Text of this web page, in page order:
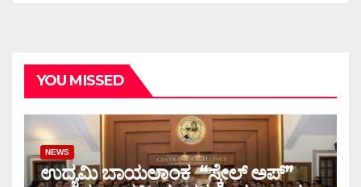
YOU MISSED
NEWS
ಉದ್ಯಮಿ ಬಾಯಲಾಂಕ “ಸ್ಕೇಲ್ ಅಪ್”